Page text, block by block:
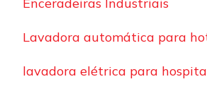
Enceradeiras Industriais
Lavadora automática para
lavadora elétrica para